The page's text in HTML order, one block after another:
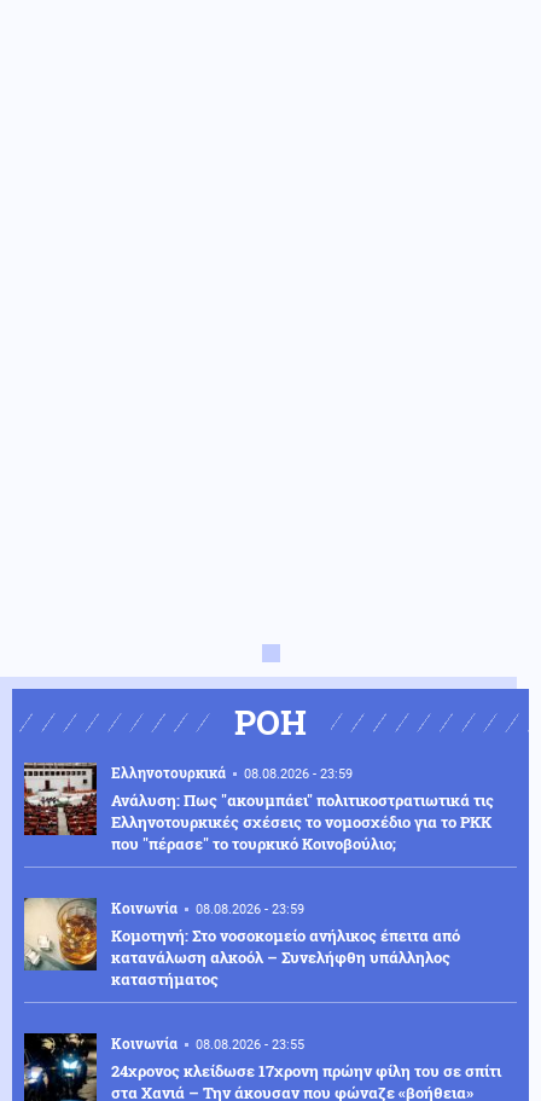
ΡΟΗ
Ελληνοτουρκικά 08.08.2026 - 23:59
Ανάλυση: Πως "ακουμπάει" πολιτικοστρατιωτικά τις
Ελληνοτουρκικές σχέσεις το νομοσχέδιο για το PKK
που "πέρασε" το τουρκικό Κοινοβούλιο;
Κοινωνία 08.08.2026 - 23:59
Κομοτηνή: Στο νοσοκομείο ανήλικος έπειτα από
κατανάλωση αλκοόλ – Συνελήφθη υπάλληλος
καταστήματος
Κοινωνία 08.08.2026 - 23:55
24χρονος κλείδωσε 17χρονη πρώην φίλη του σε σπίτι
στα Χανιά – Την άκουσαν που φώναζε «βοήθεια»